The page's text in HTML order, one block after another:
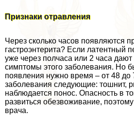
Признаки отравления
Через сколько часов появляются
гастроэнтерита? Если латентный
уже через полчаса или 2 часа дают
симптомы этого заболевания. Но
появления нужно время – от 48
заболевания следующие: тошнит,
наблюдается понос. Опасность в
развиться обезвоживание,
врача.